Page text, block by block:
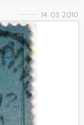
14. 03. 2010